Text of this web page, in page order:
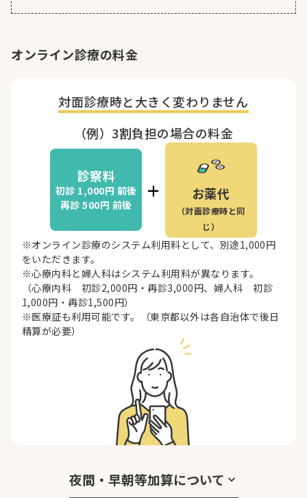
オンライン診療の料金
対面診療時と大きく変わりません
（例）3割負担の場合の料金
診察料
初診 1,000円 前後
再診 500円 前後 + お薬代
（対面診療時と同
じ）
※オンライン診療のシステム利用料として、別途1,000円
をいただきます。
※心療内科と婦人科はシステム利用料が異なります。
（心療内科 初診2,000円・再診3,000円、婦人科 初診
1,000円・再診1,500円）
※医療証も利用可能です。（東京都以外は各自治体で後日
精算が必要）
夜間・早朝等加算について keyboard_arrow_down